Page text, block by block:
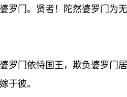
罗门。贤者！陀然婆罗门为
罗门依恃国王，欺负婆罗门
于彼。